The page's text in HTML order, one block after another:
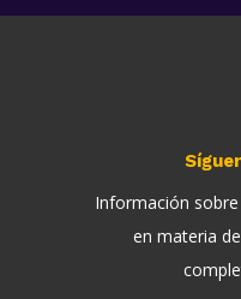
Información
en materia